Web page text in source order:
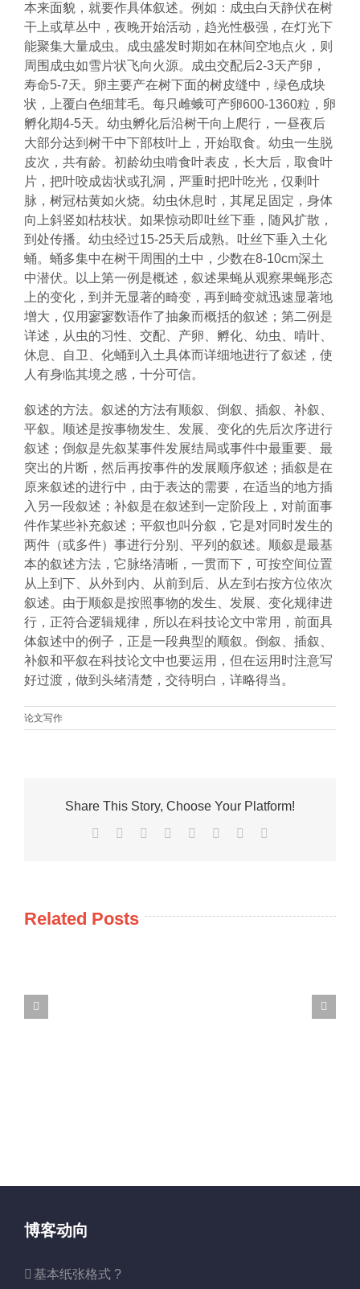
本来面貌，就要作具体叙述。例如：成虫白天静伏在树
干上或草丛中，夜晚开始活动，趋光性极强，在灯光下
能聚集大量成虫。成虫盛发时期如在林间空地点火，则
周围成虫如雪片状飞向火源。成虫交配后2-3天产卵，
寿命5-7天。卵主要产在树下面的树皮缝中，绿色成块
状，上覆白色细茸毛。每只雌蛾可产卵600-1360粒，卵
孵化期4-5天。幼虫孵化后沿树干向上爬行，一昼夜后
大部分达到树干中下部枝叶上，开始取食。幼虫一生脱
皮次，共有龄。初龄幼虫啃食叶表皮，长大后，取食叶
片，把叶咬成齿状或孔洞，严重时把叶吃光，仅剩叶
脉，树冠枯黄如火烧。幼虫休息时，其尾足固定，身体
向上斜竖如枯枝状。如果惊动即吐丝下垂，随风扩散，
到处传播。幼虫经过15-25天后成熟。吐丝下垂入土化
蛹。蛹多集中在树干周围的土中，少数在8-10cm深土
中潜伏。以上第一例是概述，叙述果蝇从观察果蝇形态
上的变化，到并无显著的畸变，再到畸变就迅速显著地
增大，仅用寥寥数语作了抽象而概括的叙述；第二例是
详述，从虫的习性、交配、产卵、孵化、幼虫、啃叶、
休息、自卫、化蛹到入土具体而详细地进行了叙述，使
人有身临其境之感，十分可信。
叙述的方法。叙述的方法有顺叙、倒叙、插叙、补叙、
平叙。顺述是按事物发生、发展、变化的先后次序进行
叙述；倒叙是先叙某事件发展结局或事件中最重要、最
突出的片断，然后再按事件的发展顺序叙述；插叙是在
原来叙述的进行中，由于表达的需要，在适当的地方插
入另一段叙述；补叙是在叙述到一定阶段上，对前面事
件作某些补充叙述；平叙也叫分叙，它是对同时发生的
两件（或多件）事进行分别、平列的叙述。顺叙是最基
本的叙述方法，它脉络清晰，一贯而下，可按空间位置
从上到下、从外到内、从前到后、从左到右按方位依次
叙述。由于顺叙是按照事物的发生、发展、变化规律进
行，正符合逻辑规律，所以在科技论文中常用，前面具
体叙述中的例子，正是一段典型的顺叙。倒叙、插叙、
补叙和平叙在科技论文中也要运用，但在运用时注意写
好过渡，做到头绪清楚，交待明白，详略得当。
论文写作
Share This Story, Choose Your Platform!
Facebook Reddit LinkedIn
TumblrPinterest
Related Posts
博客动向
基本纸张格式 ?